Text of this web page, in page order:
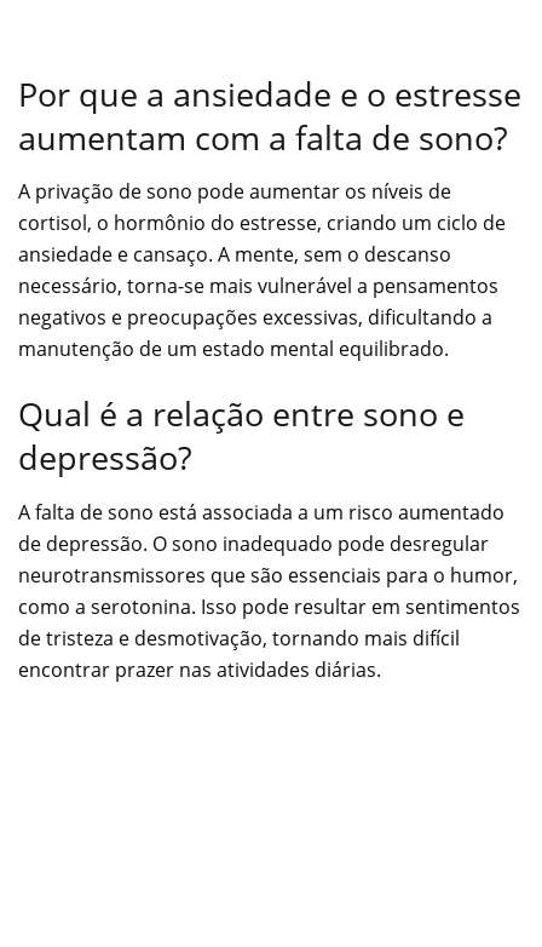
Por que a ansiedade e o estresse
aumentam com a falta de sono?
A privação de sono pode aumentar os níveis de
cortisol, o hormônio do estresse, criando um ciclo de
ansiedade e cansaço. A mente, sem o descanso
necessário, torna-se mais vulnerável a pensamentos
negativos e preocupações excessivas, dificultando a
manutenção de um estado mental equilibrado.
Qual é a relação entre sono e
depressão?
A falta de sono está associada a um risco aumentado
de depressão. O sono inadequado pode desregular
neurotransmissores que são essenciais para o humor,
como a serotonina. Isso pode resultar em sentimentos
de tristeza e desmotivação, tornando mais difícil
encontrar prazer nas atividades diárias.